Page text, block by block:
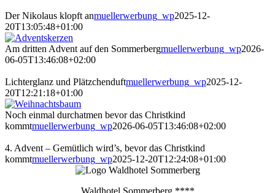
Der Nikolaus klopft anmuellerwerbung_wp2025-12-
20T13:05:48+01:00
Am dritten Advent auf den Sommerbergmuellerwerbung_wp2026-
06-05T13:46:08+02:00
Lichterglanz und Plätzchenduftmuellerwerbung_wp2025-12-
20T12:21:18+01:00
Noch einmal durchatmen bevor das Christkind
kommtmuellerwerbung_wp2026-06-05T13:46:08+02:00
4. Advent – Gemütlich wird’s, bevor das Christkind
kommtmuellerwerbung_wp2025-12-20T12:24:08+01:00
Waldhotel Sommerberg ****